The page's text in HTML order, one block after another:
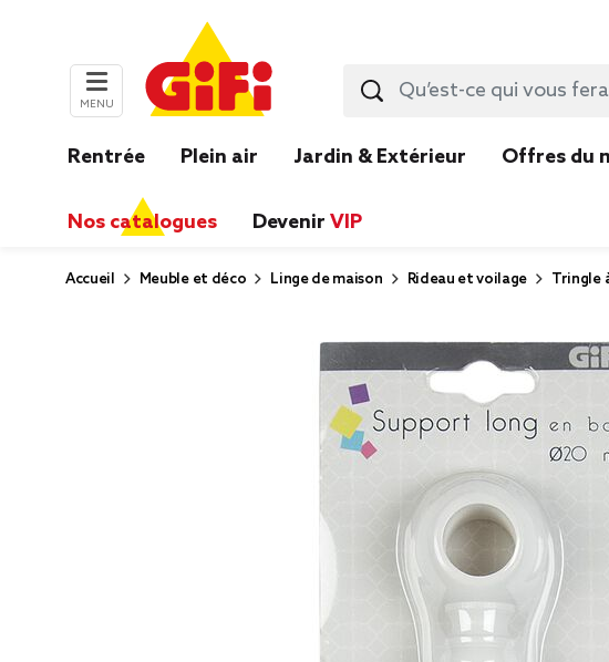
MENU
Rentrée Plein air Jardin & Extérieur Offres du
Nos catalogues Devenir VIP
Accueil Meuble et déco Linge de maison Rideau et voilage Tringle